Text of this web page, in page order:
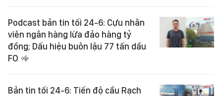
Podcast bản tin tối 24-6: Cựu nhân
viên ngân hàng lừa đảo hàng tỷ
đồng; Dấu hiệu buôn lậu 77 tấn dầu
FO
Bản tin tối 24-6: Tiến độ cầu Rạch